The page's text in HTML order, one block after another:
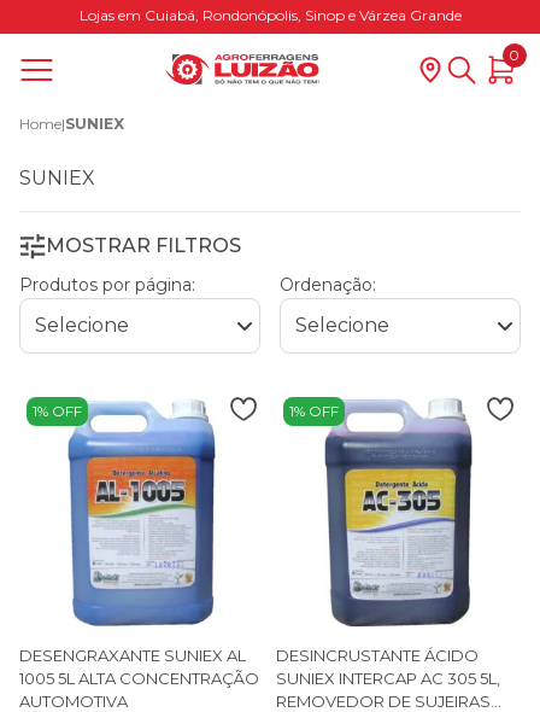
Lojas em Cuiabá, Rondonópolis, Sinop e Várzea Grande
0
Home|SUNIEX
SUNIEX
MOSTRAR FILTROS
Produtos por página: Ordenação:
1% OFF
DESENGRAXANTE SUNIEX AL
1005 5L ALTA CONCENTRAÇÃO
AUTOMOTIVA
1% OFF
DESINCRUSTANTE ÁCIDO
SUNIEX INTERCAP AC 305 5L,
REMOVEDOR DE SUJEIRAS